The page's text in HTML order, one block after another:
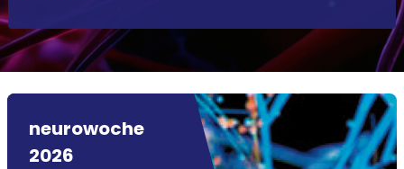
neurowoche
2026